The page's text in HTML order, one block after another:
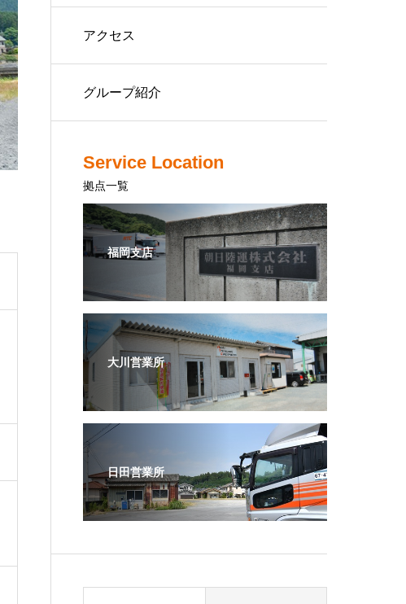
アクセス
グループ紹介
Service Location
拠点一覧
福岡支店
大川営業所
日田営業所